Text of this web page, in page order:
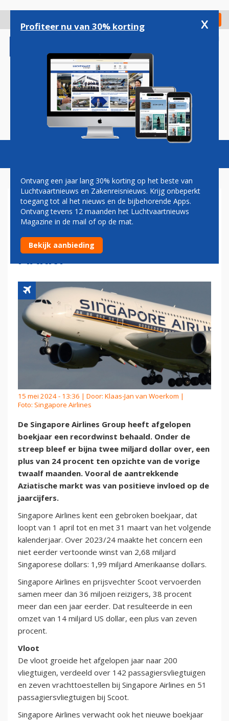
gaan
Check in
Magazine Podcasts Vacatures
SINGAPORE AIRLINES
NOTEERT RECORDWINST
DOOR OPLEVING AZIATISCHE
MARKT
15 mei 2024 - 13:36 | Door: Klaas-Jan van Woerkom |
Foto: Singapore Airlines
De Singapore Airlines Group heeft afgelopen
boekjaar een recordwinst behaald. Onder de
streep bleef er bijna twee miljard dollar over, een
plus van 24 procent ten opzichte van de vorige
twaalf maanden. Vooral de aantrekkende
Aziatische markt was van positieve invloed op de
jaarcijfers.
Singapore Airlines kent een gebroken boekjaar, dat
loopt van 1 april tot en met 31 maart van het volgende
kalenderjaar. Over 2023/24 maakte het concern een
niet eerder vertoonde winst van 2,68 miljard
Singaporese dollars: 1,99 miljard Amerikaanse dollars.
Singapore Airlines en prijsvechter Scoot vervoerden
samen meer dan 36 miljoen reizigers, 38 procent
meer dan een jaar eerder. Dat resulteerde in een
omzet van 14 miljard US dollar, een plus van zeven
procent.
Vloot
De vloot groeide het afgelopen jaar naar 200
vliegtuigen, verdeeld over 142 passagiersvliegtuigen
en zeven vrachttoestellen bij Singapore Airlines en 51
passagiersvliegtuigen bij Scoot.
Singapore Airlines verwacht ook het nieuwe boekjaar
Profiteer nu van 30% korting x
Ontvang een jaar lang 30% korting op het beste van
Luchtvaartnieuws en Zakenreisnieuws. Krijg onbeperkt
toegang tot al het nieuws en de bijbehorende Apps.
Ontvang tevens 12 maanden het Luchtvaartnieuws
Magazine in de mail of op de mat.
Bekijk aanbieding